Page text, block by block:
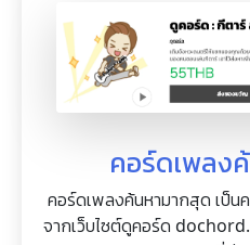
คอร์ดเพลง
คอร์ดเพลงค้นหามากสุด เป็น
จากเว็บไซต์ดูคอร์ด